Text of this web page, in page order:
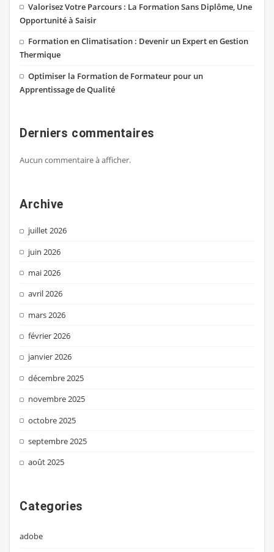
Valorisez Votre Parcours : La Formation Sans Diplôme, Une
Opportunité à Saisir
Formation en Climatisation : Devenir un Expert en Gestion
Thermique
Optimiser la Formation de Formateur pour un
Apprentissage de Qualité
Derniers commentaires
Aucun commentaire à afficher.
Archive
juillet 2026
juin 2026
mai 2026
avril 2026
mars 2026
février 2026
janvier 2026
décembre 2025
novembre 2025
octobre 2025
septembre 2025
août 2025
Categories
adobe